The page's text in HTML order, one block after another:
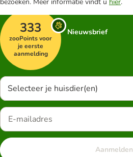
333
zooPoints voor
je eerste
aanmelding
Nieuwsbrief
Selecteer je huisdier(en)
Aanmelden